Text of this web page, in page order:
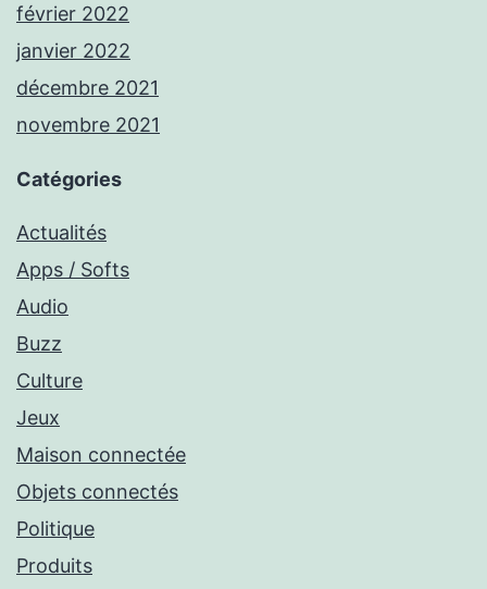
février 2022
janvier 2022
décembre 2021
novembre 2021
Catégories
Actualités
Apps / Softs
Audio
Buzz
Culture
Jeux
Maison connectée
Objets connectés
Politique
Produits